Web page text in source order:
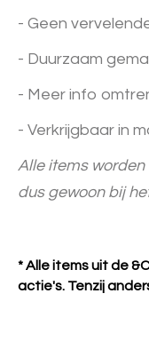
- Geen
- Duurzaam
- Meer info
- Verkrijgbaar in
Alle items
dus gewoon bij
* Alle items uit de
actie's. Tenzij